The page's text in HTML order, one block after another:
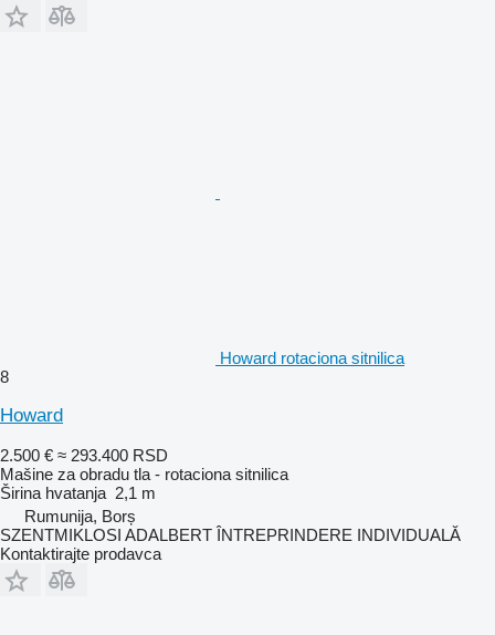
Howard rotaciona sitnilica
8
Howard
2.500 € ≈ 293.400 RSD
Mašine za obradu tla - rotaciona sitnilica
Širina hvatanja 2,1 m
Rumunija, Borș
SZENTMIKLOSI ADALBERT ÎNTREPRINDERE INDIVIDUALĂ
Kontaktirajte prodavca